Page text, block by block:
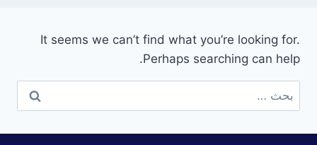
It seems we can’t find what you’re looking for.
Perhaps searching can help.